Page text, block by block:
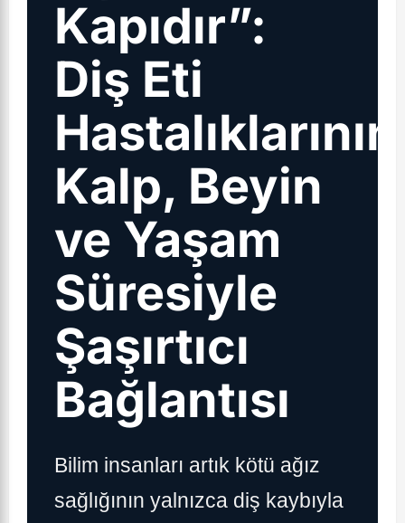
Kapıdır”:
Diş Eti
Hastalıklarının
Kalp, Beyin
ve Yaşam
Süresiyle
Şaşırtıcı
Bağlantısı
Bilim insanları artık kötü ağız
sağlığının yalnızca diş kaybıyla